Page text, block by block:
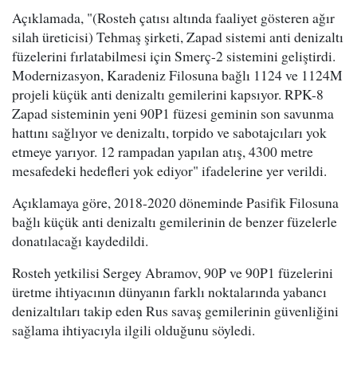
Açıklamada, "(Rosteh çatısı altında faaliyet gösteren ağır
silah üreticisi) Tehmaş şirketi, Zapad sistemi anti denizaltı
füzelerini fırlatabilmesi için Smerç-2 sistemini geliştirdi.
Modernizasyon, Karadeniz Filosuna bağlı 1124 ve 1124M
projeli küçük anti denizaltı gemilerini kapsıyor. RPK-8
Zapad sisteminin yeni 90P1 füzesi geminin son savunma
hattını sağlıyor ve denizaltı, torpido ve sabotajcıları yok
etmeye yarıyor. 12 rampadan yapılan atış, 4300 metre
mesafedeki hedefleri yok ediyor" ifadelerine yer verildi.
Açıklamaya göre, 2018-2020 döneminde Pasifik Filosuna
bağlı küçük anti denizaltı gemilerinin de benzer füzelerle
donatılacağı kaydedildi.
Rosteh yetkilisi Sergey Abramov, 90P ve 90P1 füzelerini
üretme ihtiyacının dünyanın farklı noktalarında yabancı
denizaltıları takip eden Rus savaş gemilerinin güvenliğini
sağlama ihtiyacıyla ilgili olduğunu söyledi.